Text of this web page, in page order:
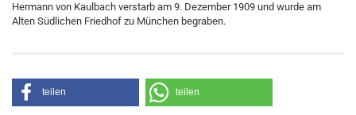
Hermann von Kaulbach verstarb am 9. Dezember 1909 und wurde am
Alten Südlichen Friedhof zu München begraben.
teilen teilen